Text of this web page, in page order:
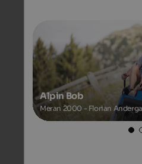
Alpin Bob
Meran 2000 - Florian